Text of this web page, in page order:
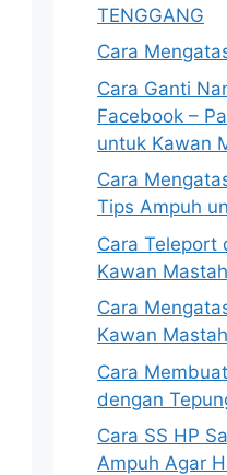
TENGGANG
Cara
Cara Ganti
Facebook –
untuk Kawan
Cara
Tips Ampuh
Cara Teleport
Kawan Mastah
Cara
Kawan Mastah
Cara
dengan
Cara SS HP
Ampuh Agar